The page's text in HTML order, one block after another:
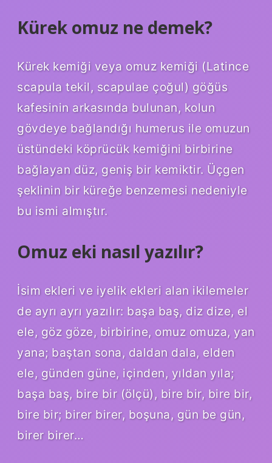
Kürek omuz ne demek?
Kürek kemiği veya omuz kemiği (Latince
scapula tekil, scapulae çoğul) göğüs
kafesinin arkasında bulunan, kolun
gövdeye bağlandığı humerus ile omuzun
üstündeki köprücük kemiğini birbirine
bağlayan düz, geniş bir kemiktir. Üçgen
şeklinin bir küreğe benzemesi nedeniyle
bu ismi almıştır.
Omuz eki nasıl yazılır?
İsim ekleri ve iyelik ekleri alan ikilemeler
de ayrı ayrı yazılır: başa baş, diz dize, el
ele, göz göze, birbirine, omuz omuza, yan
yana; baştan sona, daldan dala, elden
ele, günden güne, içinden, yıldan yıla;
başa baş, bire bir (ölçü), bire bir, bire bir,
bire bir; birer birer, boşuna, gün be gün,
birer birer…